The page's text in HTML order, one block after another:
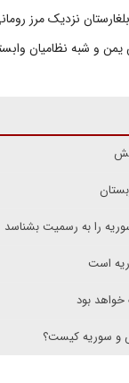
نزدیک مرز
و شبه نظامیان
را به رسمیت بشناسد
است
بود
و سوریه کیست؟